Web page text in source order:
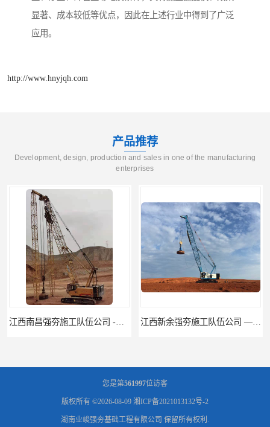
显著、成本较低等优点，因此在上述行业中得到了广泛
应用。
http://www.hnyjqh.com
产品推荐
Development, design, production and sales in one of the manufacturing
enterprises
江西南昌强夯施工队伍公司 -湖南业峻强夯基础工程 江西新余强夯施工队伍公司 —业峻强夯基础工程
您是第561997位访客
版权所有 ©2026-08-09 湘ICP备2021013132号-2
湖南业峻强夯基础工程有限公司 保留所有权利.